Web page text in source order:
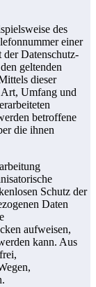
des
einer
Datenschutz-
geltenden
dieser
Umfang und
betroffene
die ihnen
Schutz der
Daten
aufweisen,
kann. Aus